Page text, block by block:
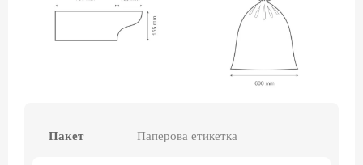
Пакет Паперова етикетка